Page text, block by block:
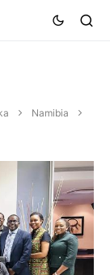
Namibia